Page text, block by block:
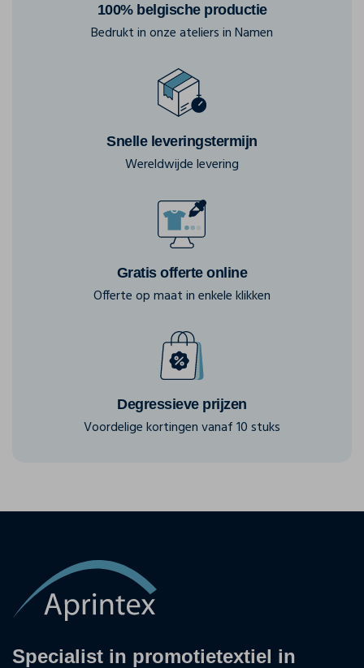
100% belgische productie
Bedrukt in onze ateliers in Namen
Snelle leveringstermijn
Wereldwijde levering
Gratis offerte online
Offerte op maat in enkele klikken
Degressieve prijzen
Voordelige kortingen vanaf 10 stuks
Specialist in promotietextiel in